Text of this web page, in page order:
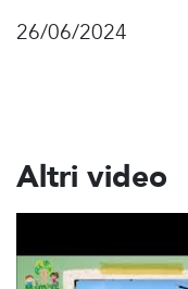
26/06/2024
Altri video